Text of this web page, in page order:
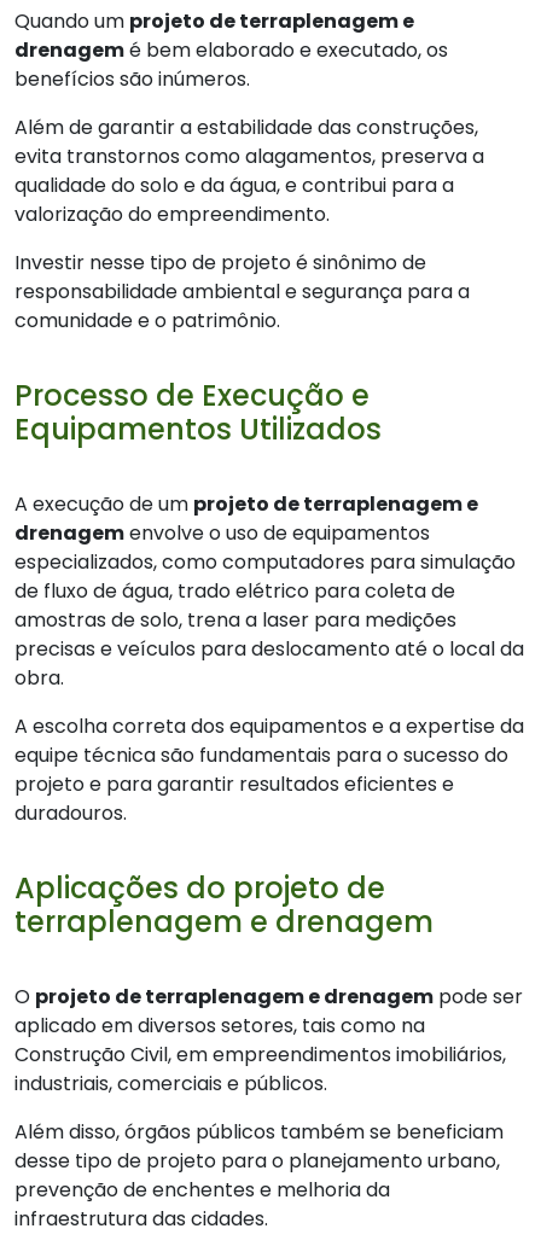
Quando um projeto de terraplenagem e
drenagemé bem elaborado e executado, os
benefícios são inúmeros.
Além de garantir a estabilidade das construções,
evita transtornos como alagamentos, preserva a
qualidade do solo e da água, e contribui para a
valorização do empreendimento.
Investir nesse tipo de projeto é sinônimo de
responsabilidade ambiental e segurança para a
comunidade e o patrimônio.
Processo de Execução e
Equipamentos Utilizados
A execução de um projeto de terraplenagem e
drenagemenvolve o uso de equipamentos
especializados, como computadores para simulação
de fluxo de água, trado elétrico para coleta de
amostras de solo, trena a laser para medições
precisas e veículos para deslocamento até o local da
obra.
A escolha correta dos equipamentos e a expertise da
equipe técnica são fundamentais para o sucesso do
projeto e para garantir resultados eficientes e
duradouros.
Aplicações do projeto de
terraplenagem e drenagem
O projeto de terraplenagem e drenagem pode ser
aplicado em diversos setores, tais como na
Construção Civil, em empreendimentos imobiliários,
industriais, comerciais e públicos.
Além disso, órgãos públicos também se beneficiam
desse tipo de projeto para o planejamento urbano,
prevenção de enchentes e melhoria da
infraestrutura das cidades.